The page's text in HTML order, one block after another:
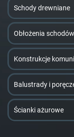
Schody drewniane
Obłożenia
Konstrukcje
Balustrady i
Ścianki ażurowe